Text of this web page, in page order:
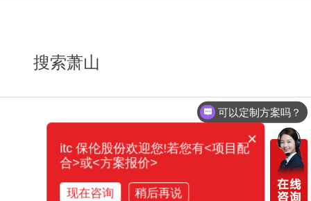
搜索萧山
可以定制方案吗？
×
itc 保伦股份欢迎您!若您有<项目配
合>或<方案报价>
现在咨询 稍后再说